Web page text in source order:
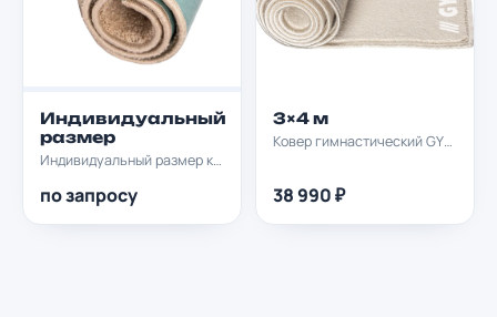
Индивидуальный
размер
Индивидуальный размер ковра soft
по запросу
3×4 м
Ковер гимнастический GYMPROF 3х4м
38 990 ₽